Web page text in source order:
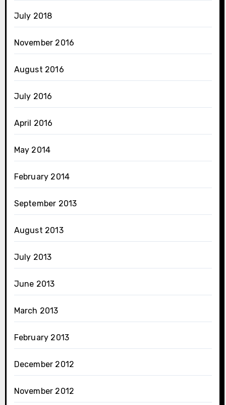
July 2018
November 2016
August 2016
July 2016
April 2016
May 2014
February 2014
September 2013
August 2013
July 2013
June 2013
March 2013
February 2013
December 2012
November 2012